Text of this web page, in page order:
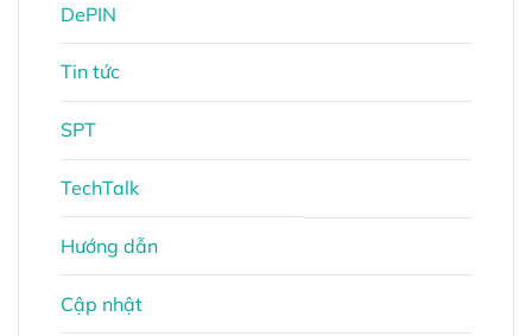
DePIN
Tin tức
SPT
TechTalk
Hướng dẫn
Cập nhật